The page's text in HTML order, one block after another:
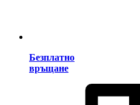
Безплатно
връщане